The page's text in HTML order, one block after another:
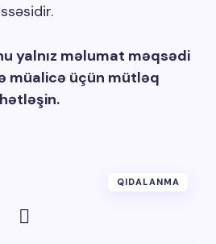
yalnız məlumat məqsədi
müalicə üçün mütləq
QIDALANMA